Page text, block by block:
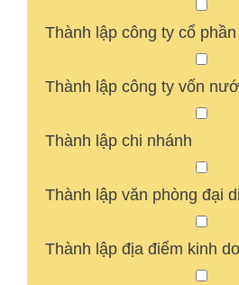
Thành lập công ty cổ phần
Thành lập công ty vốn
Thành lập chi nhánh
Thành lập văn phòng đại
Thành lập địa điểm kinh